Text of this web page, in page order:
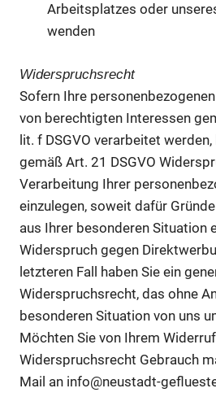
Arbeitsplatzes oder
wenden
Widerspruchsrecht
Sofern Ihre
von berechtigten Interessen
lit. f DSGVO verarbeitet werden,
gemäß Art. 21 DSGVO
Verarbeitung Ihrer
einzulegen, soweit dafür
aus Ihrer besonderen Situation
Widerspruch gegen
letzteren Fall haben Sie ein
Widerspruchsrecht, das ohne
besonderen Situation von uns
Möchten Sie von Ihrem
Widerspruchsrecht Gebrauch
Mail an info@neustadt-